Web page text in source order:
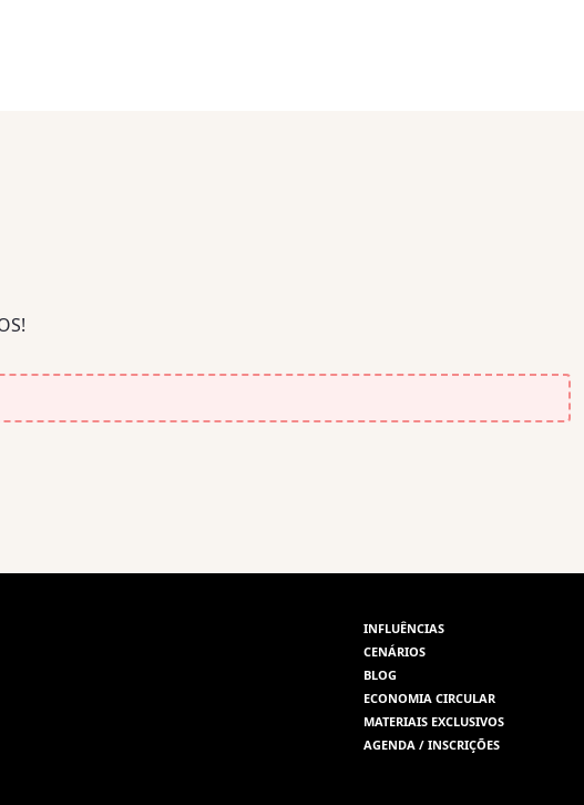
INFLUÊNCIAS
CENÁRIOS
BLOG
ECONOMIA CIRCULAR
MATERIAIS EXCLUSIVOS
AGENDA / INSCRIÇÕES